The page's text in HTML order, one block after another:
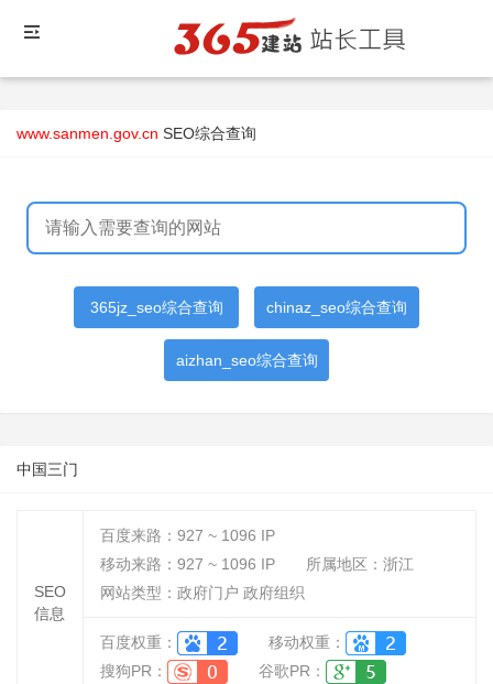
www.sanmen.gov.cn SEO综合查询
365jz_seo综合查询 chinaz_seo综合查询
aizhan_seo综合查询
中国三门
SEO
信息
百度来路： 927 ~ 1096 IP
移动来路： 927 ~ 1096 IP
所属地区：浙江
网站类型：政府门户 政府组织
百度权重：
移动权重：
搜狗PR：
谷歌PR：